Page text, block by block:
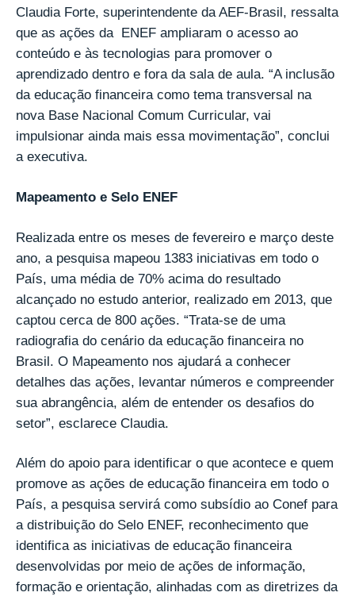
Claudia Forte, superintendente da AEF-Brasil, ressalta
que as ações da ENEF ampliaram o acesso ao
conteúdo e às tecnologias para promover o
aprendizado dentro e fora da sala de aula. “A inclusão
da educação financeira como tema transversal na
nova Base Nacional Comum Curricular, vai
impulsionar ainda mais essa movimentação”, conclui
a executiva.
Mapeamento e Selo ENEF
Realizada entre os meses de fevereiro e março deste
ano, a pesquisa mapeou 1383 iniciativas em todo o
País, uma média de 70% acima do resultado
alcançado no estudo anterior, realizado em 2013, que
captou cerca de 800 ações. “Trata-se de uma
radiografia do cenário da educação financeira no
Brasil. O Mapeamento nos ajudará a conhecer
detalhes das ações, levantar números e compreender
sua abrangência, além de entender os desafios do
setor”, esclarece Claudia.
Além do apoio para identificar o que acontece e quem
promove as ações de educação financeira em todo o
País, a pesquisa servirá como subsídio ao Conef para
a distribuição do Selo ENEF, reconhecimento que
identifica as iniciativas de educação financeira
desenvolvidas por meio de ações de informação,
formação e orientação, alinhadas com as diretrizes da